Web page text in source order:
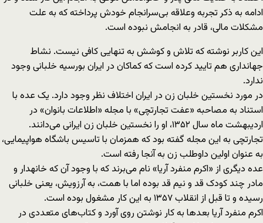
ادامه به ذکر تجربه وعلاقه بی‌سرانجام خودش پرداخته که به علت
مشکلات مالی، قادر به انجامش نبوده است.
این کاربر نوشته که تلاش و کوشش به تنهایی کافی نیست. نشاط
جهانداری هم تایید کرده است که کماکان در ایران بورسیه خلبانی وجود
ندارد.
در مورد نخستین خلبان زن در ایران اختلاف نظر وجود دارد. یک عده با
استناد به مصاحبه «عفت تجارتچی» با مجله «اطلاعات بانوان» در
اردیبهشت ماه سال ۱۳۵۲، او را نخستین خلبان زن ایرانی می‌دانند.
تجارتچی به این مجله گفته بود که هم‎زمان با تاسیس باشگاه هواپیمایی،
به عنوان اولین داوطلب زن به آن‎جا رفته است.
عده دیگری از «اکرم منفرد آریا» نام می‌برند که با وجود آن که خانه‏دار و
مادر چند کودک قد و نیم قد بوده اما با همت، به آرزویش، یعنی خلبانی
رسیده و تا قبل از انقلاب ۱۳۵۷ به این کار مشغول بوده است.
اکرم منفرد آریا بعدها به کار نوشتن روی آورد و کتاب‌های متعددی در